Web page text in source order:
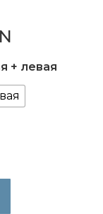
+ левая